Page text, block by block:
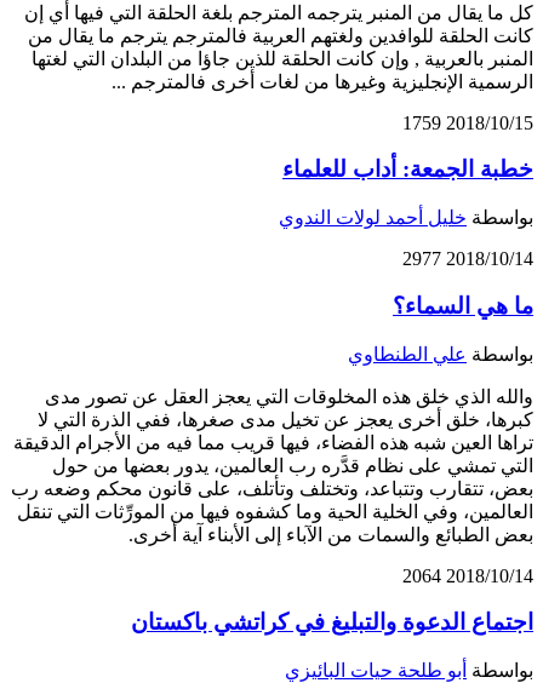
كل ما يقال من المنبر يترجمه المترجم بلغة الحلقة التي فيها أي إن
كانت الحلقة للوافدين ولغتهم العربية فالمترجم يترجم ما يقال من
المنبر بالعربية , وإن كانت الحلقة للذين جاؤا من البلدان التي لغتها
الرسمية الإنجليزية وغيرها من لغات أخرى فالمترجم ...
2018/10/15
1759
خطبة الجمعة: أداب للعلماء
بواسطة خليل أحمد لولات الندوي
2018/10/14
2977
ما هي السماء؟
بواسطة علي الطنطاوي
والله الذي خلق هذه المخلوقات التي يعجز العقل عن تصور مدى
كبرها، خلق أخرى يعجز عن تخيل مدى صغرها، ففي الذرة التي لا
تراها العين شبه هذه الفضاء، فيها قريب مما فيه من الأجرام الدقيقة
التي تمشي على نظام قدَّره رب العالمين، يدور بعضها من حول
بعض، تتقارب وتتباعد، وتختلف وتأتلف، على قانون محكم وضعه رب
العالمين، وفي الخلية الحية وما كشفوه فيها من المورِّثات التي تنقل
بعض الطبائع والسمات من الآباء إلى الأبناء آية أخرى.
2018/10/14
2064
اجتماع الدعوة والتبليغ في كراتشي باكستان
بواسطة أبو طلحة حيات البائيزي